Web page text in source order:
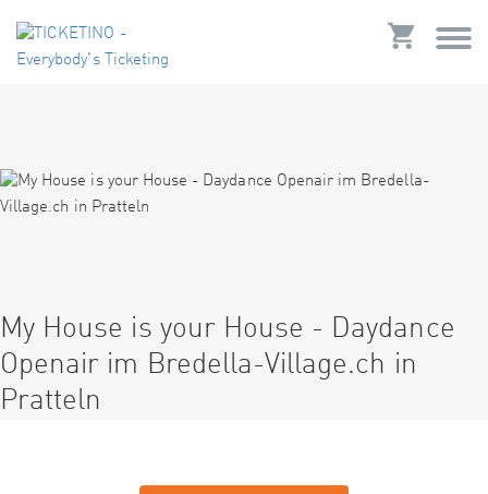
My House is your House - Daydance
Openair im Bredella-Village.ch in
Pratteln